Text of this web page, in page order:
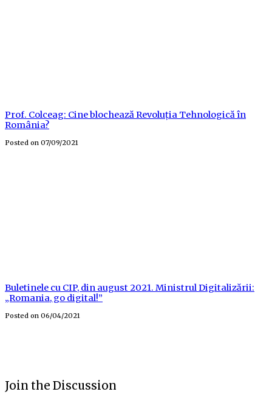
Prof. Colceag: Cine blochează Revoluția Tehnologică în
România?
Posted on 07/09/2021
Buletinele cu CIP, din august 2021. Ministrul Digitalizării:
„Romania, go digital!”
Posted on 06/04/2021
Join the Discussion